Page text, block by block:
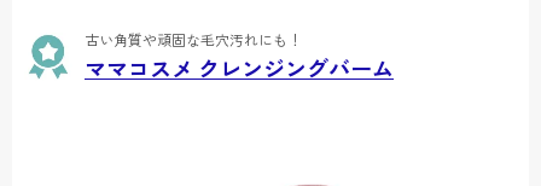
古い角質や頑固な毛穴汚れにも！
ママコスメ クレンジングバーム